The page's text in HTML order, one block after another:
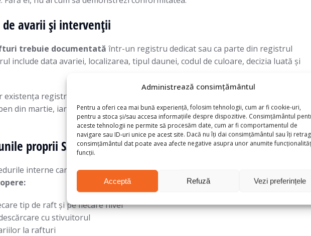
Administrează consimțământul
Pentru a oferi cea mai bună experiență, folosim tehnologii, cum ar fi cookie-uri,
pentru a stoca și/sau accesa informațiile despre dispozitive. Consimțământul
aceste tehnologii ne permite să procesăm date, cum ar fi comportamentul de
navigare sau ID-uri unice pe acest site. Dacă nu îți dai consimțământul sau îți
consimțământul dat poate avea afecte negative asupra unor anumite
funcții.
Acceptă Refuză Vezi preferințele
avarii și intervenții
trebuie documentată într-un registru dedicat sau ca parte din registrul
include data avariei, localizarea, tipul daunei, codul de culoare, decizia luată și
registrului, ci și coerența dintre el și raportul de inspecție. Dacă raportul
din martie, iar registrul nu arată nicio intervenție până în septembrie, ai o
proprii SSM pentru activitatea de depozitare
interne care detaliază cum se operează în siguranță în depozit.
tip de raft și pe fiecare nivel
cu stivuitorul
la rafturi